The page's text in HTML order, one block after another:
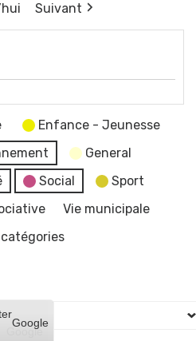
Suivant
Enfance - Jeunesse
General
Social
Sport
Vie municipale
Google
Google